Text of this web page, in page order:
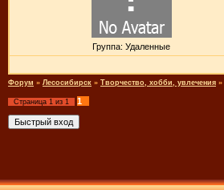
Группа: Удаленные
Форум » Лесосибирск » Творчество, хобби, увлечения »
Страница 1 из 1
1